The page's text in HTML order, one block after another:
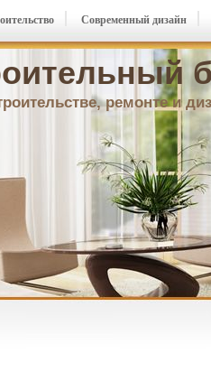
ремонте и
Современный дизайн